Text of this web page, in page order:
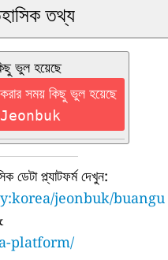
তথ্য
ভুল হয়েছে
সময় কিছু ভুল হয়েছে
প্ল্যাটফর্ম দেখুন:
jeonbuk/buangu
platform/